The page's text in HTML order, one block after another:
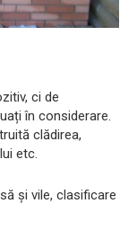
ci de
în considerare.
clădirea,
etc.
și vile, clasificare